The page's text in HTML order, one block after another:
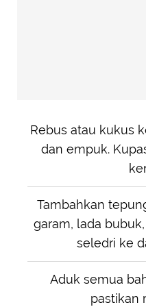
Rebus atau kukus
dan empuk.
Tambahkan
garam, lada
seledri ke
Aduk semua
pastikan